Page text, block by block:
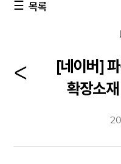
목록
[네이버]
확장소